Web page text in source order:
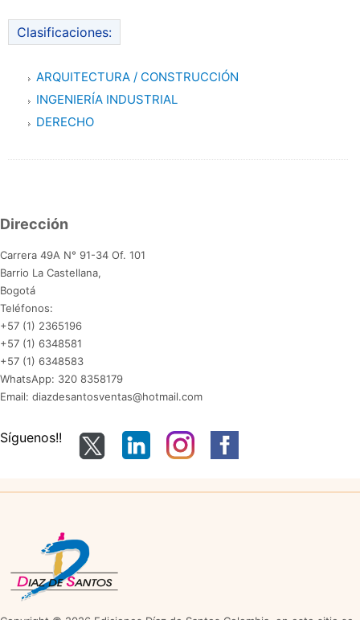
Clasificaciones:
ARQUITECTURA / CONSTRUCCIÓN
INGENIERÍA INDUSTRIAL
DERECHO
Dirección
Carrera 49A N° 91-34 Of. 101
Barrio La Castellana,
Bogotá
Teléfonos:
+57 (1) 2365196
+57 (1) 6348581
+57 (1) 6348583
WhatsApp: 320 8358179
Email: diazdesantosventas@hotmail.com
Síguenos!!